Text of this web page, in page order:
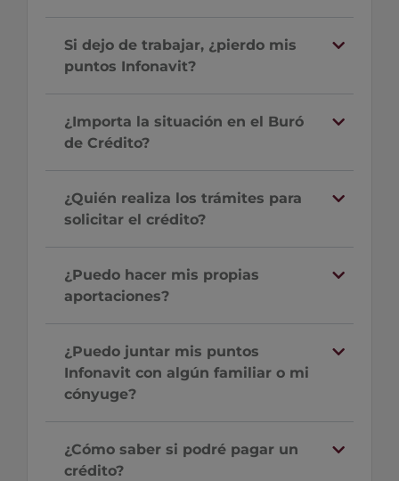
Si dejo de trabajar, ¿pierdo mis
puntos Infonavit?
¿Importa la situación en el Buró
de Crédito?
¿Quién realiza los trámites para
solicitar el crédito?
¿Puedo hacer mis propias
aportaciones?
¿Puedo juntar mis puntos
Infonavit con algún familiar o mi
cónyuge?
¿Cómo saber si podré pagar un
crédito?